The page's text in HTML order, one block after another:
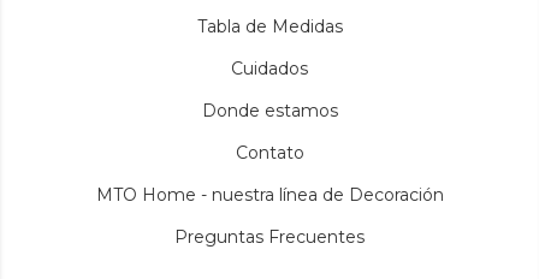
Tabla de Medidas
Cuidados
Donde estamos
Contato
MTO Home - nuestra línea de Decoración
Preguntas Frecuentes